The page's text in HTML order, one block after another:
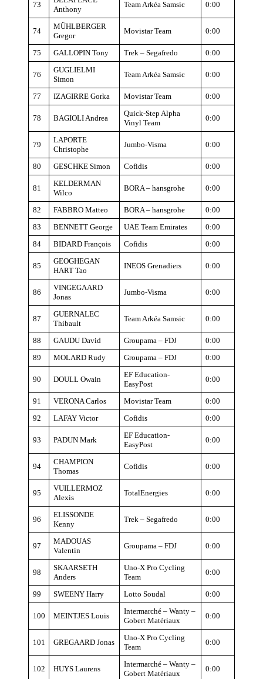
73
Anthony
Team Arkéa Samsic 0:00
74
MÜHLBERGER
Gregor
Movistar Team 0:00
75 GALLOPIN Tony Trek – Segafredo 0:00
76
GUGLIELMI
Simon
Team Arkéa Samsic 0:00
77 IZAGIRRE Gorka Movistar Team 0:00
78 BAGIOLI Andrea
Quick-Step Alpha
Vinyl Team
0:00
79
LAPORTE
Christophe
Jumbo-Visma 0:00
80 GESCHKE Simon Cofidis 0:00
81
KELDERMAN
Wilco
BORA – hansgrohe 0:00
82 FABBRO Matteo BORA – hansgrohe
0:00
83
BENNETT George UAE Team Emirates
0:00
84
BIDARD François Cofidis 0:00
85
GEOGHEGAN
HART Tao
INEOS Grenadiers 0:00
86
VINGEGAARD
Jonas
Jumbo-Visma 0:00
87
GUERNALEC
Thibault
Team Arkéa Samsic 0:00
88 GAUDU David Groupama – FDJ
0:00
89
MOLARD Rudy Groupama – FDJ 0:00
90 DOULL Owain
EF Education-
EasyPost
0:00
91 VERONA Carlos Movistar Team
0:00
92
LAFAY Victor Cofidis 0:00
93 PADUN Mark
EF Education-
EasyPost
0:00
94
CHAMPION
Thomas
Cofidis 0:00
95
VUILLERMOZ
Alexis
TotalEnergies 0:00
96
ELISSONDE
Kenny
Trek – Segafredo 0:00
97
MADOUAS
Valentin
Groupama – FDJ 0:00
98
SKAARSETH
Anders
Uno-X Pro Cycling
Team
0:00
99 SWEENY Harry Lotto Soudal 0:00
100 MEINTJES Louis
Intermarché – Wanty –
Gobert Matériaux
0:00
101 GREGAARD Jonas
Uno-X Pro Cycling
Team
0:00
102 HUYS Laurens
Intermarché – Wanty –
Gobert Matériaux
0:00